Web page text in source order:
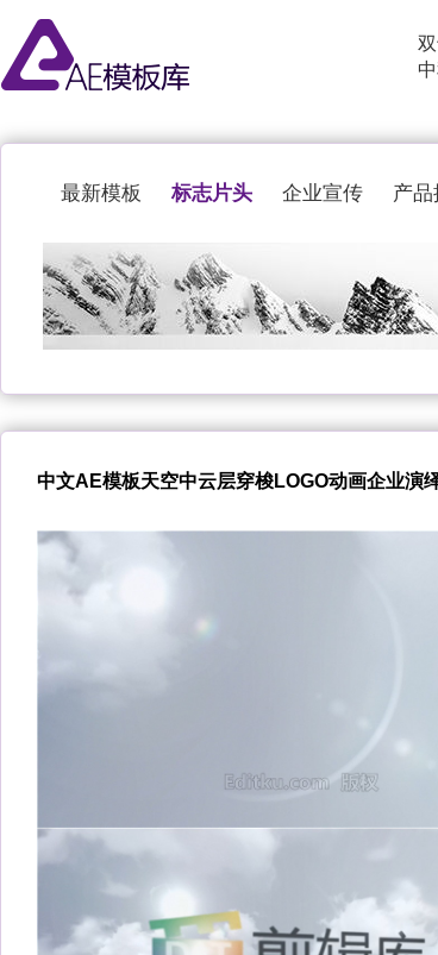
最新模板 标志片头 企业宣传 产
中文AE模板天空中云层穿梭LOGO动画企业演